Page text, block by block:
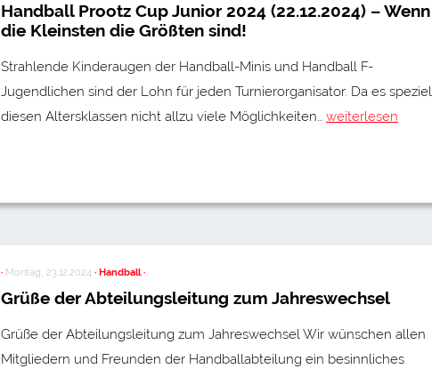
Handball Prootz Cup Junior 2024 (22.12.2024) – Wenn
die Kleinsten die Größten sind!
Strahlende Kinderaugen der Handball-Minis und Handball F-
Jugendlichen sind der Lohn für jeden Turnierorganisator. Da es
diesen Altersklassen nicht allzu viele Möglichkeiten… weiterlesen
·Montag, 23.12.2024 · Handball ·
Grüße der Abteilungsleitung zum Jahreswechsel
Grüße der Abteilungsleitung zum Jahreswechsel Wir wünschen allen
Mitgliedern und Freunden der Handballabteilung ein besinnliches